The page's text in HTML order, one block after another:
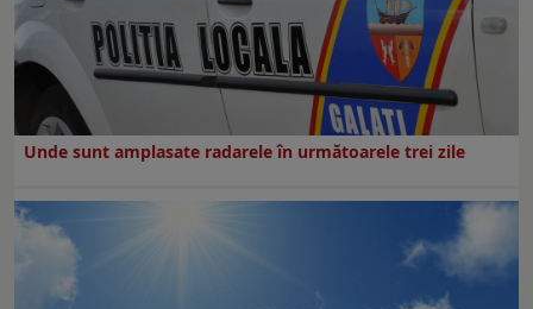
Unde sunt amplasate radarele în următoarele trei zile